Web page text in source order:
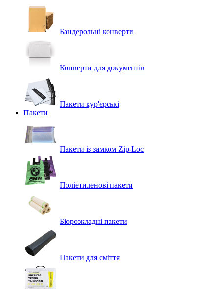
Бандерольні конверти
Конверти для документів
Пакети кур'єрські
Пакети
Пакети із замком Zip-Loc
Поліетиленові пакети
Біорозкладні пакети
Пакети для сміття